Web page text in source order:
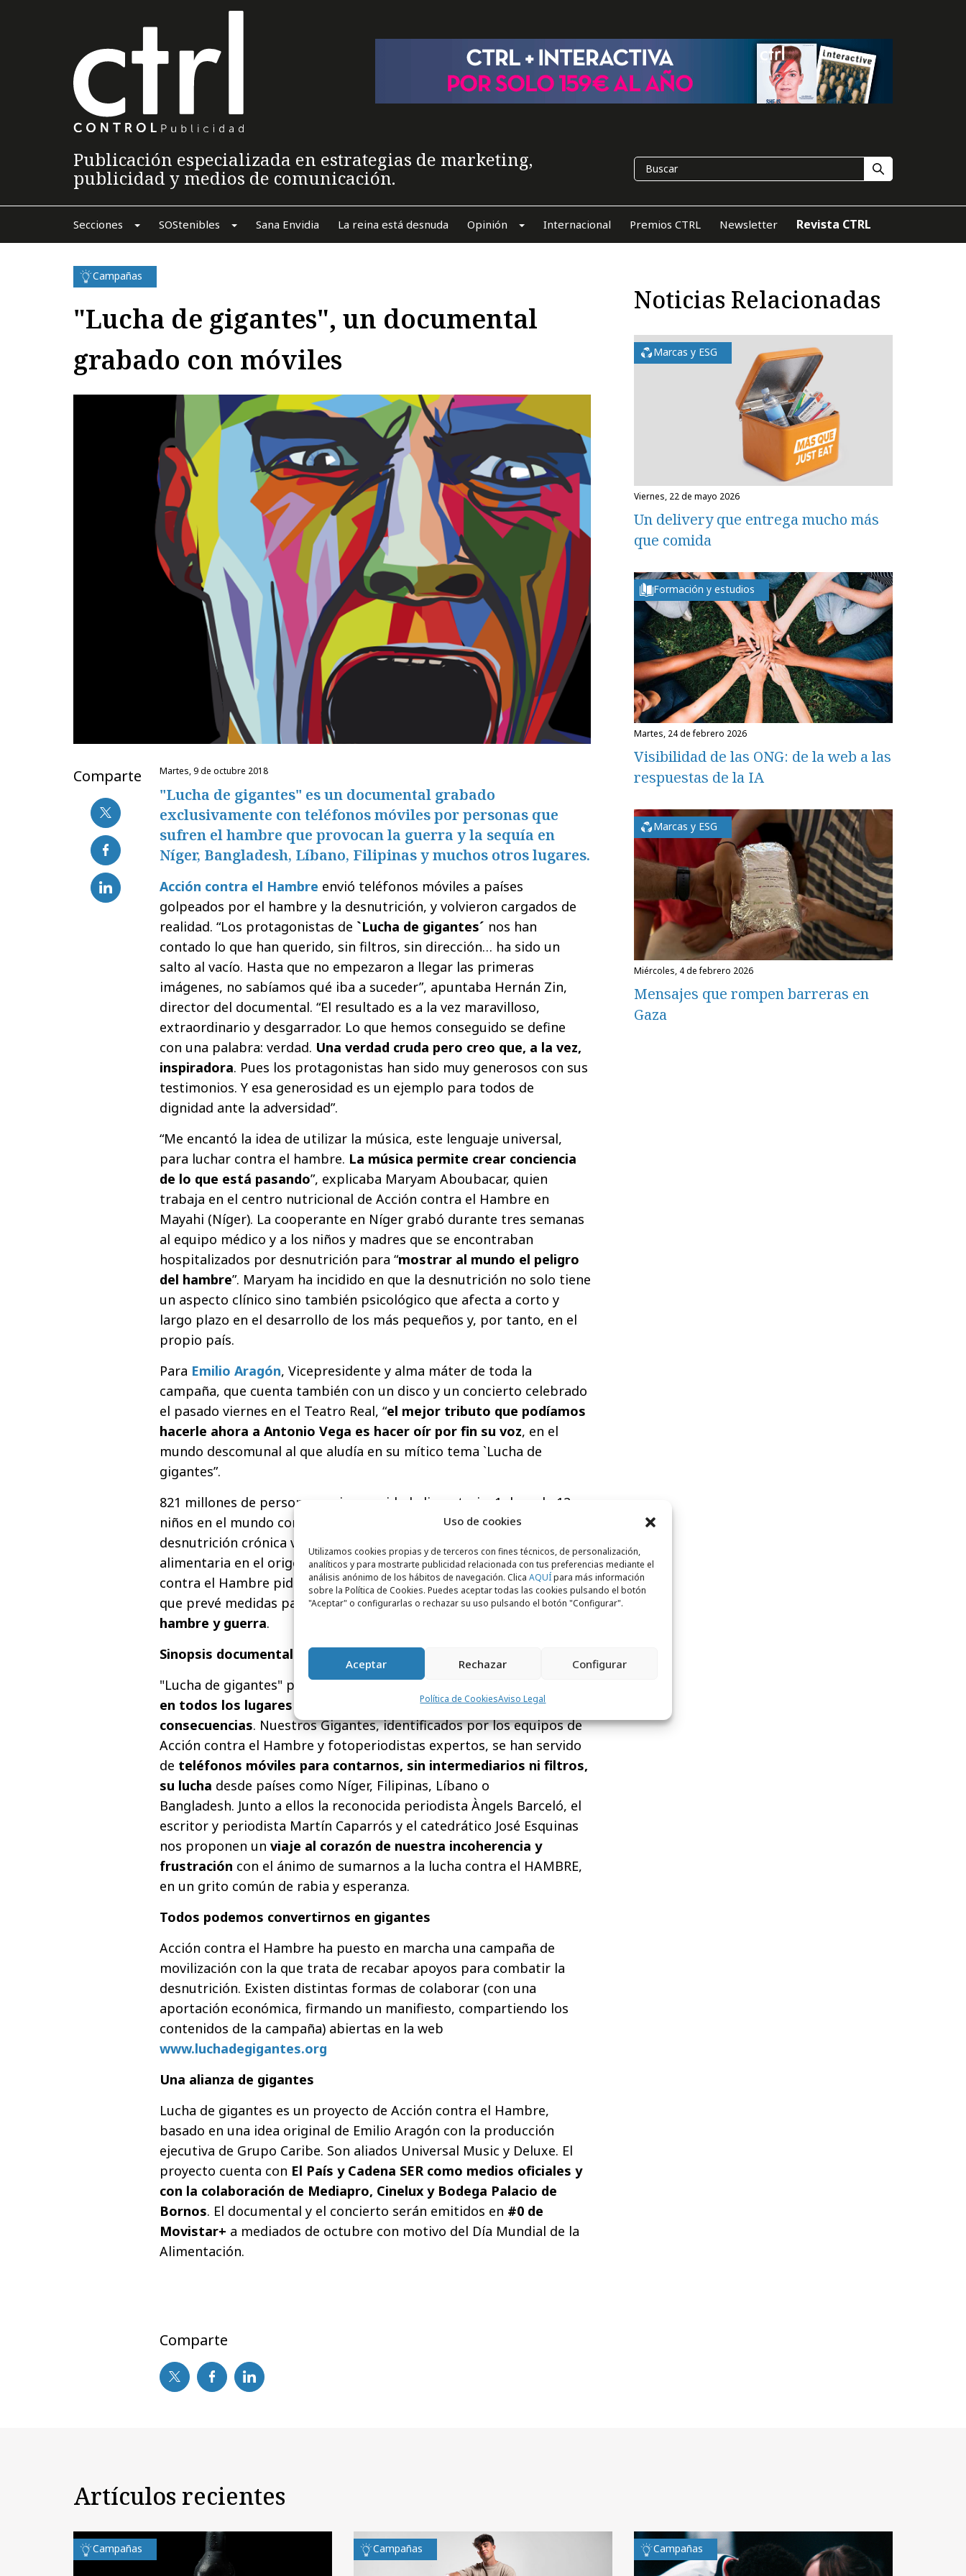
Uso de cookies
Utilizamos cookies propias y de terceros con fines técnicos, de personalización,
analíticos y para mostrarte publicidad relacionada con tus preferencias mediante el
análisis anónimo de los hábitos de navegación. Clica AQUÍpara más información
sobre la Política de Cookies. Puedes aceptar todas las cookies pulsando el botón
"Aceptar" o configurarlas o rechazar su uso pulsando el botón "Configurar".
Aceptar Rechazar Configurar
Política de CookiesAviso Legal
Publicación especializada en estrategias de marketing,
publicidad y medios de comunicación.
Secciones SOStenibles Sana Envidia La reina está desnuda Opinión Internacional Premios CTRL Newsletter Revista CTRL
Campañas
"Lucha de gigantes", un documental
grabado con móviles
Comparte martes, 9 de octubre 2018
"Lucha de gigantes" es un documental grabado
exclusivamente con teléfonos móviles por personas que
sufren el hambre que provocan la guerra y la sequía en
Níger, Bangladesh, Líbano, Filipinas y muchos otros lugares.
Acción contra el Hambre envió teléfonos móviles a países
golpeados por el hambre y la desnutrición, y volvieron cargados de
realidad. “Los protagonistas de `Lucha de gigantes´ nos han
contado lo que han querido, sin filtros, sin dirección… ha sido un
salto al vacío. Hasta que no empezaron a llegar las primeras
imágenes, no sabíamos qué iba a suceder”, apuntaba Hernán Zin,
director del documental. “El resultado es a la vez maravilloso,
extraordinario y desgarrador. Lo que hemos conseguido se define
con una palabra: verdad. Una verdad cruda pero creo que, a la vez,
inspiradora. Pues los protagonistas han sido muy generosos con sus
testimonios. Y esa generosidad es un ejemplo para todos de
dignidad ante la adversidad”.
“Me encantó la idea de utilizar la música, este lenguaje universal,
para luchar contra el hambre. La música permite crear conciencia
de lo que está pasando”, explicaba Maryam Aboubacar, quien
trabaja en el centro nutricional de Acción contra el Hambre en
Mayahi (Níger). La cooperante en Níger grabó durante tres semanas
al equipo médico y a los niños y madres que se encontraban
hospitalizados por desnutrición para “mostrar al mundo el peligro
del hambre”. Maryam ha incidido en que la desnutrición no solo tiene
un aspecto clínico sino también psicológico que afecta a corto y
largo plazo en el desarrollo de los más pequeños y, por tanto, en el
propio país.
Para Emilio Aragón, Vicepresidente y alma máter de toda la
campaña, que cuenta también con un disco y un concierto celebrado
el pasado viernes en el Teatro Real, “el mejor tributo que podíamos
hacerle ahora a Antonio Vega es hacer oír por fin su voz, en el
mundo descomunal al que aludía en su mítico tema `Lucha de
gigantes”.
821 millones de personas en inseguridad alimentaria, 1 de cada 12
niños en el mundo con desnutrición aguda y 122 de los 155 niños con
desnutrición crónica viven en países en guerra, con la inseguridad
alimentaria en el origen del 77% de los conflictos. Desde Acción
contra el Hambre piden la puesta en práctica de la resolución 2417,
que prevé medidas pararomper los vínculos existentes entre
hambre y guerra.
Sinopsis documental
"Lucha de gigantes" pretende poner voz y rostro a
en todos los lugares del mundo, luchan contra el hambre y sus
consecuencias. Nuestros Gigantes, identificados por los equipos de
Acción contra el Hambre y fotoperiodistas expertos, se han servido
de teléfonos móviles para contarnos, sin intermediarios ni filtros,
su lucha desde países como Níger, Filipinas, Líbano o
Bangladesh. Junto a ellos la reconocida periodista Àngels Barceló, el
escritor y periodista Martín Caparrós y el catedrático José Esquinas
nos proponen un viaje al corazón de nuestra incoherencia y
frustración con el ánimo de sumarnos a la lucha contra el HAMBRE,
en un grito común de rabia y esperanza.
Todos podemos convertirnos en gigantes
Acción contra el Hambre ha puesto en marcha una campaña de
movilización con la que trata de recabar apoyos para combatir la
desnutrición. Existen distintas formas de colaborar (con una
aportación económica, firmando un manifiesto, compartiendo los
contenidos de la campaña) abiertas en la web
www.luchadegigantes.org
Una alianza de gigantes
Lucha de gigantes es un proyecto de Acción contra el Hambre,
basado en una idea original de Emilio Aragón con la producción
ejecutiva de Grupo Caribe. Son aliados Universal Music y Deluxe. El
proyecto cuenta con El País y Cadena SER como medios oficiales y
con la colaboración de Mediapro, Cinelux y Bodega Palacio de
Bornos. El documental y el concierto serán emitidos en #0 de
Movistar+ a mediados de octubre con motivo del Día Mundial de la
Alimentación.
Comparte
Noticias Relacionadas
Marcas y ESG
viernes, 22 de mayo 2026
Un delivery que entrega mucho más
que comida
Formación y estudios
martes, 24 de febrero 2026
Visibilidad de las ONG: de la web a las
respuestas de la IA
Marcas y ESG
miércoles, 4 de febrero 2026
Mensajes que rompen barreras en
Gaza
Artículos recientes
Campañas Campañas Campañas